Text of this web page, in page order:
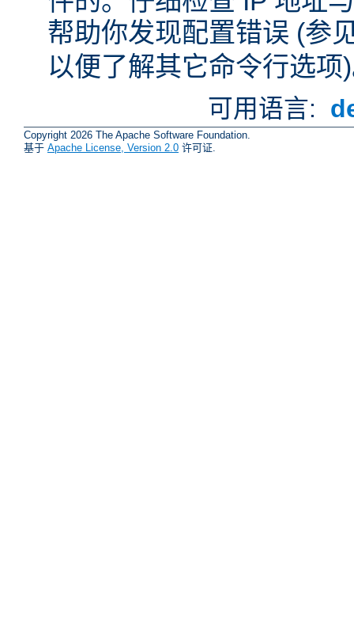
帮助你发现配置错误 (参
以便了解其它命令行选项
可用语言:
Copyright 2026 The Apache Software Foundation.
基于 Apache License, Version 2.0 许可证.